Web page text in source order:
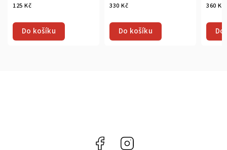
125 Kč
Do košíku
330 Kč
Do košíku
360 Kč
Facebook